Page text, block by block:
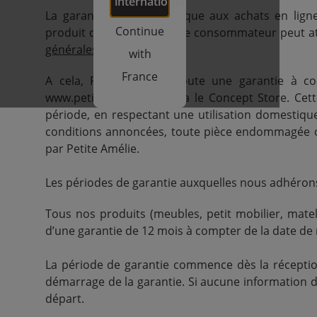
Continue
with
France
La garantie légale s'applique aux achats en
produit doit faire ce que le consommateur peut
générales de vente).
A cela, Petite Amélie ajoute une garantie à
www.petiteamelie.fr ou via le Concept Store.
période, en respectant une utilisation
conditions annoncées, toute pièce
par Petite Amélie.
Les périodes de garantie auxquelles nous
Tous nos produits (meubles, petit mobilier,
d’une garantie de 12 mois à compter de la date
La période de garantie commence dès la
démarrage de la garantie. Si aucune information
départ.